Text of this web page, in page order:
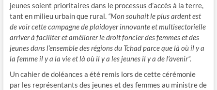
jeunes soient prioritaires dans le processus d’accès à la terre,
tant en milieu urbain que rural. “Mon souhait le plus ardent est
de voir cette campagne de plaidoyer innovante et multisectorielle
arriver à faciliter et améliorer le droit foncier des femmes et des
jeunes dans l’ensemble des régions du Tchad parce que là où il y a
la femme il y a la vie et là où il y a les jeunes il y a de l’avenir”.
Un cahier de doléances a été remis lors de cette cérémonie
par les représentants des jeunes et des femmes au ministre de